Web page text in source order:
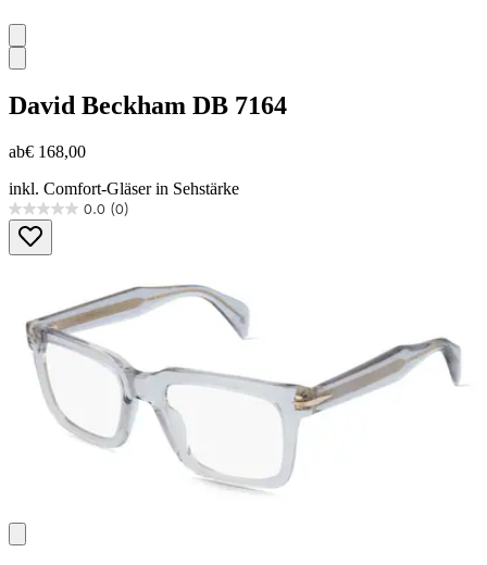
David Beckham DB 7164
ab€ 168,00
inkl. Comfort-Gläser in Sehstärke
0.0 (0)
0.0
von
5